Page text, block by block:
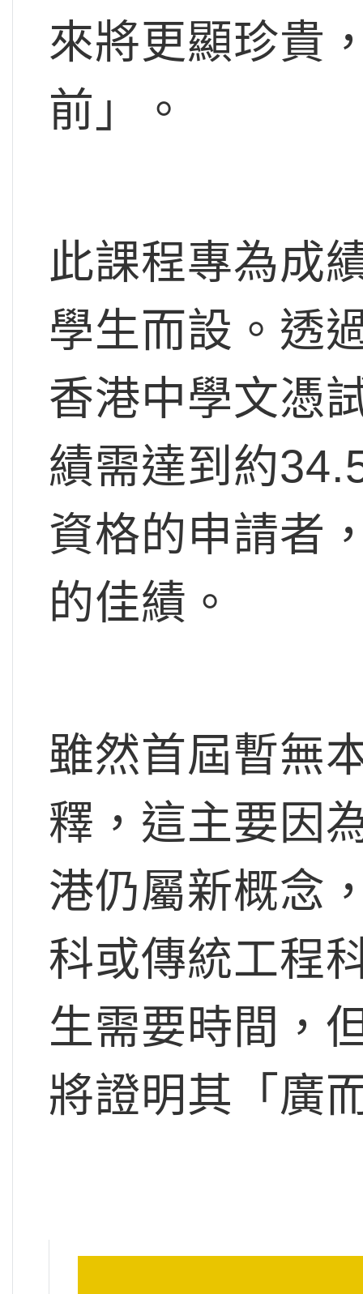
來將更顯珍貴
前」。
此課程專為成
學生而設。透
香港中學文憑
績需達到約
資格的申請者
的佳績。
雖然首屆暫無
釋，這主要因
港仍屬新概念
科或傳統工程
生需要時間，
將證明其「廣